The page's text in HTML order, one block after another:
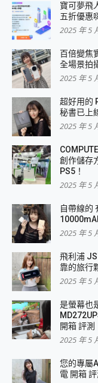
寶可夢飛
五折優惠
2025 年 5
百倍變焦
全場景拍
2025 年 5
超好用的
秘書已上
2025 年 5
創作儲存
PS5！
2025 年 5
自帶線的
2025 年 5
飛利浦
靠的旅行
2025 年 5
是螢幕也
開箱 評測
2025 年 5
您的專屬
電 開箱 評